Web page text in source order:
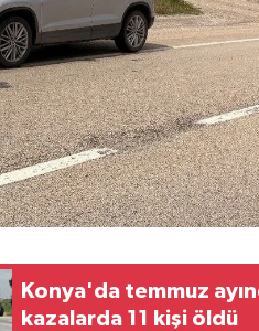
Konya'da temmuz
kazalarda 11 kişi öldü